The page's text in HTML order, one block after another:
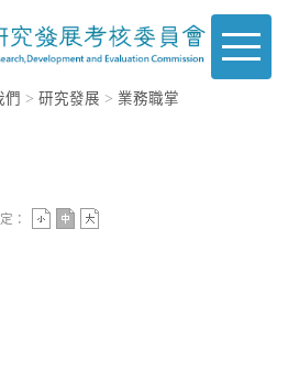
Toggle
們 > 研究發展 > 業務職掌
：